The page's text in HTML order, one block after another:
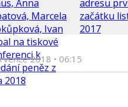
2018 • 06:15